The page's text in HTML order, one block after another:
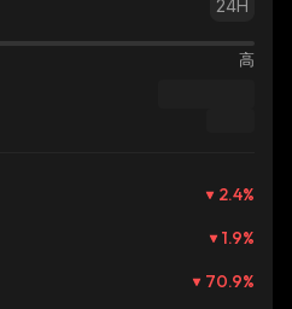
24H
高
2.4%
1.9%
70.9%